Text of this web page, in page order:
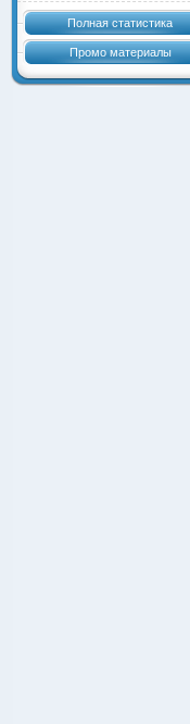
Полная статистика
Промо материалы